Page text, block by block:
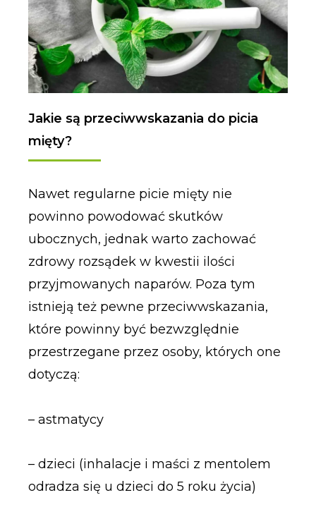
Jakie są przeciwwskazania do picia
mięty?
Nawet regularne picie mięty nie
powinno powodować skutków
ubocznych, jednak warto zachować
zdrowy rozsądek w kwestii ilości
przyjmowanych naparów. Poza tym
istnieją też pewne przeciwwskazania,
które powinny być bezwzględnie
przestrzegane przez osoby, których one
dotyczą:
– astmatycy
– dzieci (inhalacje i maści z mentolem
odradza się u dzieci do 5 roku życia)